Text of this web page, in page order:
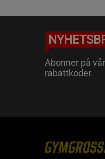
Abonner på
rabattkoder.